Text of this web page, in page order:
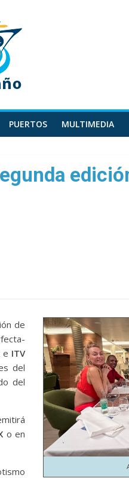
PUERTOS MULTIMEDIA
de
e ITV
del
del
o en